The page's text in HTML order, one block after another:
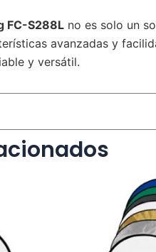
FC-S288L no es solo un
avanzadas y
y versátil.